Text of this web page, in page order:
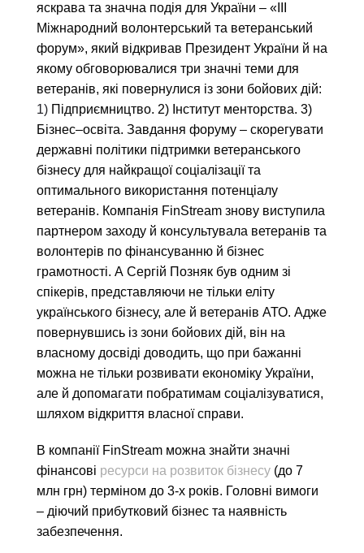
яскрава та значна подія для України – «
Міжнародний волонтерський та ветеранський
форум», який відкривав Президент України й на
якому обговорювалися три значні теми для
ветеранів, які повернулися із зони бойових дій:
1) Підприємництво. 2) Інститут менторства. 3)
Бізнес–освіта. Завдання форуму – скорегувати
державні політики підтримки ветеранського
бізнесу для найкращої соціалізації та
оптимального використання потенціалу
ветеранів. Компанія FinStream знову виступила
партнером заходу й консультувала ветеранів та
волонтерів по фінансуванню й бізнес
грамотності. А Сергій Позняк був одним зі
спікерів, представляючи не тільки еліту
українського бізнесу, але й ветеранів АТО. Адже
повернувшись із зони бойових дій, він на
власному досвіді доводить, що при бажанні
можна не тільки розвивати економіку України,
але й допомагати побратимам соціалізуватися,
шляхом відкриття власної справи.
В компанії FinStream можна знайти значні
фінансові ресурси на розвиток бізнесу (до 7
млн грн) терміном до 3-х років. Головні вимоги
– діючий прибутковий бізнес та наявність
забезпечення.